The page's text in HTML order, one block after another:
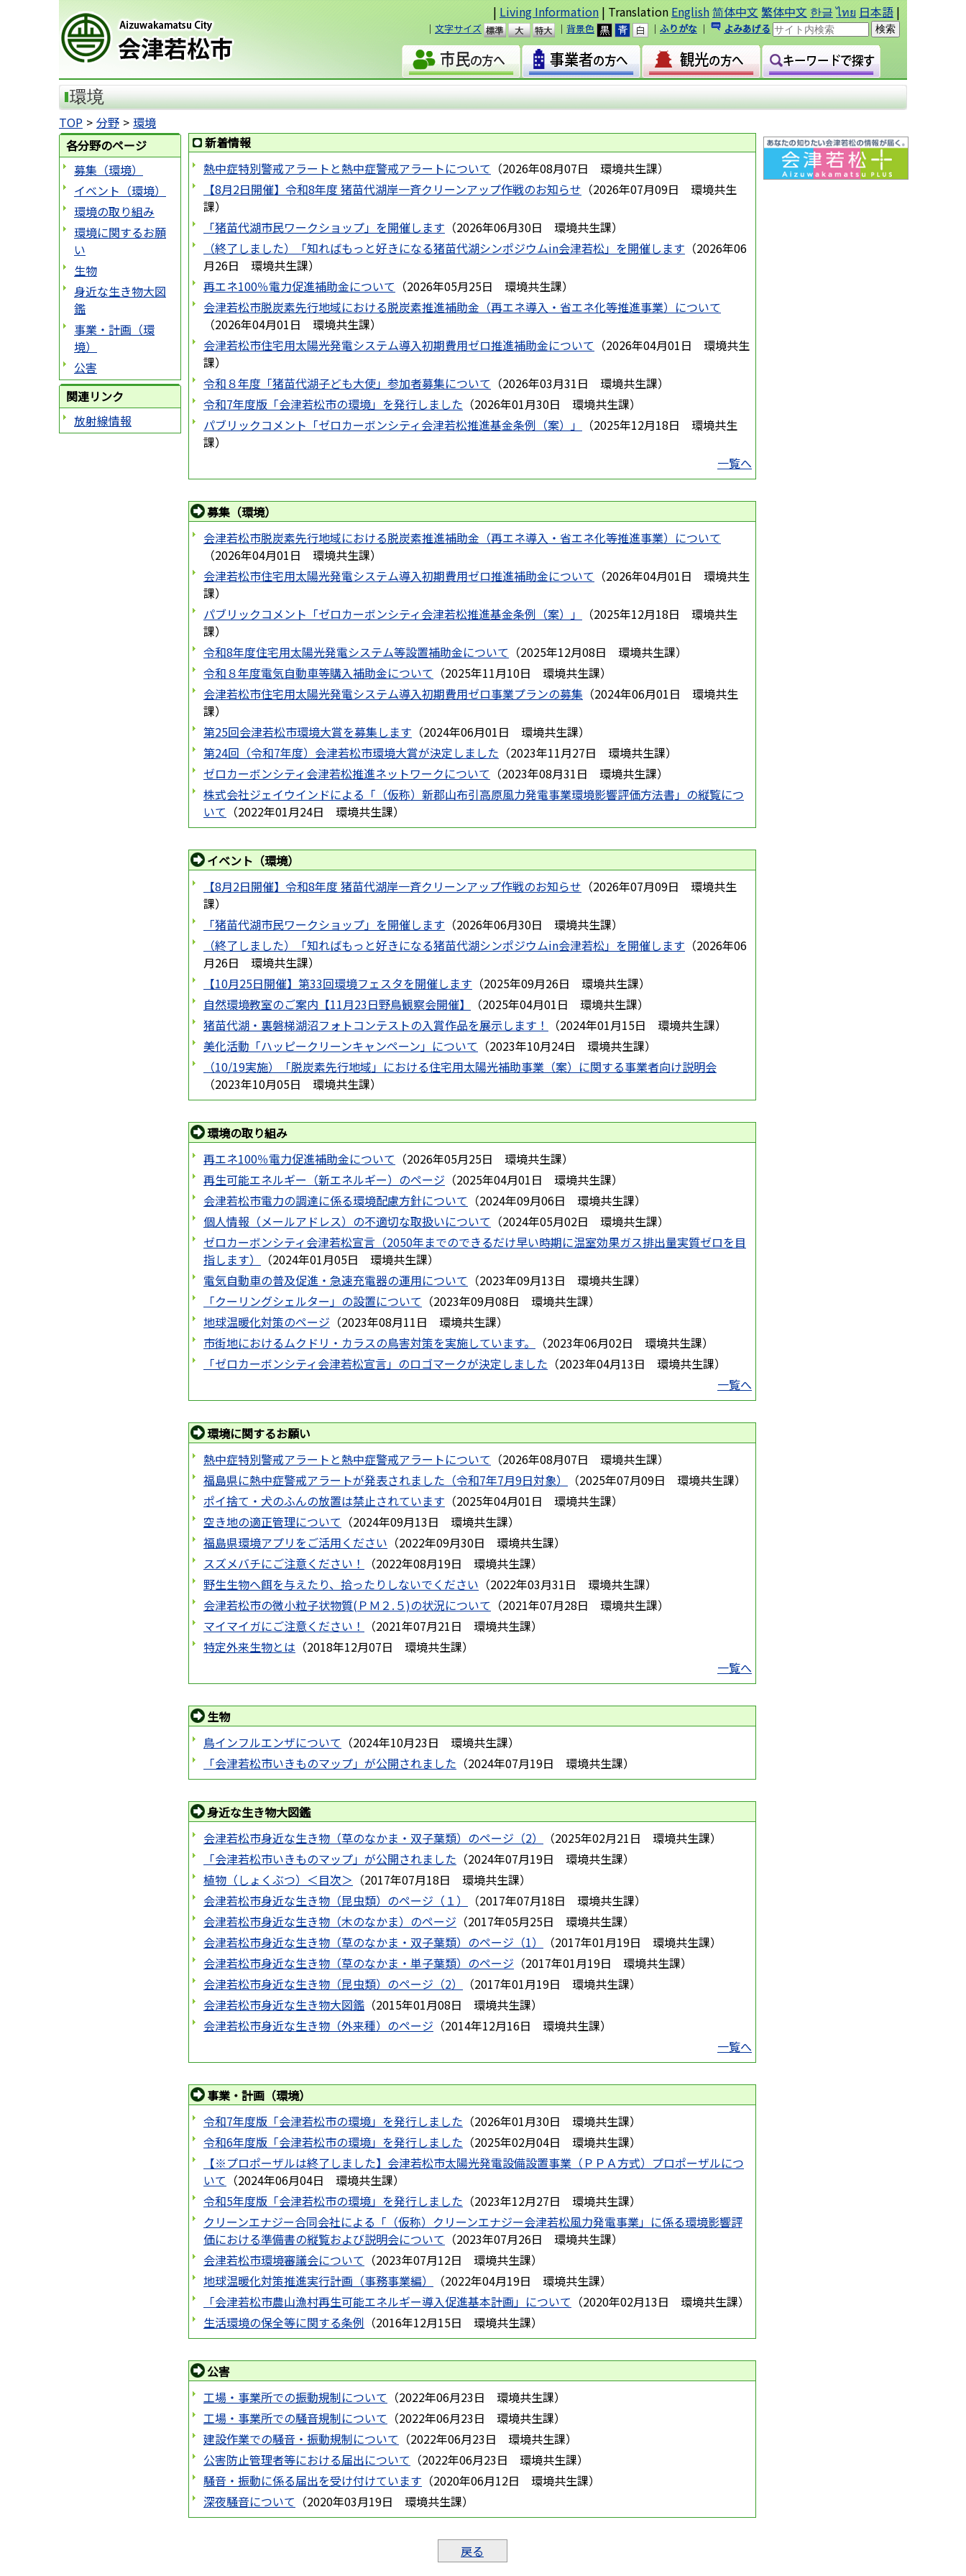
| Living Information | Translation English简体中文 繁体中文 한글 ไทย 日本語 |
｜ 文字サイズ
準
大
｜ 背景色 ｜ ふりがな ｜ よみあげる
会津若松市
環境
TOP 分野
環境
新着情報
熱中症特別警戒アラートと熱中症警戒アラートについて （2026年08月07日 環境共生課）
【8月2日開催】令和8年度 猪苗代湖岸一斉クリーンアップ作戦のお知らせ （2026年07月09日
環境共生
課）
「猪苗代湖市民ワークショップ」を開催します （2026年06月30日 環境共生課）
（終了しました）「知ればもっと好きになる猪苗代湖シンポジウムin会津若松」を開催します （2026年06
月26日
環境共生課）
再エネ100％電力促進補助金について （2026年05月25日 環境共生課）
会津若松市脱炭素先行地域における脱炭素推進補助金（再エネ導入・省エネ化等推進事業）について
（2026年04月01日 環境共生課）
会津若松市住宅用太陽光発電システム導入初期費用ゼロ推進補助金について （2026年04月01日
環境共生
課）
令和８年度「猪苗代湖子ども大使」参加者募集について （2026年03月31日 環境共生課）
令和7年度版「会津若松市の環境」を発行しました （2026年01月30日 環境共生課）
パブリックコメント「ゼロカーボンシティ会津若松推進基金条例（案）」
（2025年12月18日
環境共生
課）
一覧へ
募集（環境）
会津若松市脱炭素先行地域における脱炭素推進補助金（再エネ導入・省エネ化等推進事業）について
（2026年04月01日 環境共生課）
会津若松市住宅用太陽光発電システム導入初期費用ゼロ推進補助金について （2026年04月01日
環境共生
課）
パブリックコメント「ゼロカーボンシティ会津若松推進基金条例（案）」
（2025年12月18日
環境共生
課）
令和8年度住宅用太陽光発電システム等設置補助金について （2025年12月08日 環境共生課）
令和８年度電気自動車等購入補助金について （2025年11月10日 環境共生課）
会津若松市住宅用太陽光発電システム導入初期費用ゼロ事業プランの募集 （2024年06月01日
環境共生
課）
第25回会津若松市環境大賞を募集します （2024年06月01日 環境共生課）
第24回（令和7年度）会津若松市環境大賞が決定しました （2023年11月27日 環境共生課）
ゼロカーボンシティ会津若松推進ネットワークについて （2023年08月31日 環境共生課）
株式会社ジェイウインドによる「（仮称）新郡山布引高原風力発電事業環境影響評価方法書」の縦覧につ
いて （2022年01月24日 環境共生課）
イベント（環境）
【8月2日開催】令和8年度 猪苗代湖岸一斉クリーンアップ作戦のお知らせ （2026年07月09日
環境共生
課）
「猪苗代湖市民ワークショップ」を開催します （2026年06月30日 環境共生課）
（終了しました）「知ればもっと好きになる猪苗代湖シンポジウムin会津若松」を開催します （2026年06
月26日
環境共生課）
【10月25日開催】第33回環境フェスタを開催します （2025年09月26日 環境共生課）
自然環境教室のご案内【11月23日野鳥観察会開催】
（2025年04月01日 環境共生課）
猪苗代湖・裏磐梯湖沼フォトコンテストの入賞作品を展示します！
（2024年01月15日 環境共生課）
美化活動「ハッピークリーンキャンペーン」について （2023年10月24日 環境共生課）
（10/19実施）「脱炭素先行地域」における住宅用太陽光補助事業（案）に関する事業者向け説明会
（2023年10月05日 環境共生課）
環境の取り組み
再エネ100％電力促進補助金について （2026年05月25日 環境共生課）
再生可能エネルギー（新エネルギー）のページ （2025年04月01日 環境共生課）
会津若松市電力の調達に係る環境配慮方針について （2024年09月06日 環境共生課）
個人情報（メールアドレス）の不適切な取扱いについて （2024年05月02日 環境共生課）
ゼロカーボンシティ会津若松宣言（2050年までのできるだけ早い時期に温室効果ガス排出量実質ゼロを目
指します）
（2024年01月05日 環境共生課）
電気自動車の普及促進・急速充電器の運用について （2023年09月13日 環境共生課）
「クーリングシェルター」の設置について （2023年09月08日 環境共生課）
地球温暖化対策のページ （2023年08月11日 環境共生課）
市街地におけるムクドリ・カラスの鳥害対策を実施しています。
（2023年06月02日 環境共生課）
「ゼロカーボンシティ会津若松宣言」のロゴマークが決定しました （2023年04月13日 環境共生課）
一覧へ
環境に関するお願い
熱中症特別警戒アラートと熱中症警戒アラートについて （2026年08月07日 環境共生課）
福島県に熱中症警戒アラートが発表されました（令和7年7月9日対象）
（2025年07月09日 環境共生課）
ポイ捨て・犬のふんの放置は禁止されています （2025年04月01日 環境共生課）
空き地の適正管理について （2024年09月13日 環境共生課）
福島県環境アプリをご活用ください （2022年09月30日 環境共生課）
スズメバチにご注意ください！
（2022年08月19日 環境共生課）
野生生物へ餌を与えたり、拾ったりしないでください （2022年03月31日 環境共生課）
会津若松市の微小粒子状物質(ＰＭ２.５)の状況について （2021年07月28日 環境共生課）
マイマイガにご注意ください！
（2021年07月21日 環境共生課）
特定外来生物とは （2018年12月07日 環境共生課）
一覧へ
生物
鳥インフルエンザについて （2024年10月23日 環境共生課）
「会津若松市いきものマップ」が公開されました （2024年07月19日 環境共生課）
身近な生き物大図鑑
会津若松市身近な生き物（草のなかま・双子葉類）のページ（2）
（2025年02月21日 環境共生課）
「会津若松市いきものマップ」が公開されました （2024年07月19日 環境共生課）
植物（しょくぶつ）＜目次＞ （2017年07月18日 環境共生課）
会津若松市身近な生き物（昆虫類）のページ（１）
（2017年07月18日 環境共生課）
会津若松市身近な生き物（木のなかま）のページ （2017年05月25日 環境共生課）
会津若松市身近な生き物（草のなかま・双子葉類）のページ（1）
（2017年01月19日 環境共生課）
会津若松市身近な生き物（草のなかま・単子葉類）のページ （2017年01月19日 環境共生課）
会津若松市身近な生き物（昆虫類）のページ（2）
（2017年01月19日 環境共生課）
会津若松市身近な生き物大図鑑 （2015年01月08日 環境共生課）
会津若松市身近な生き物（外来種）のページ （2014年12月16日 環境共生課）
一覧へ
事業・計画（環境）
令和7年度版「会津若松市の環境」を発行しました （2026年01月30日 環境共生課）
令和6年度版「会津若松市の環境」を発行しました （2025年02月04日 環境共生課）
【※プロポーザルは終了しました】会津若松市太陽光発電設備設置事業（ＰＰＡ方式）プロポーザルにつ
いて （2024年06月04日 環境共生課）
令和5年度版「会津若松市の環境」を発行しました （2023年12月27日 環境共生課）
クリーンエナジー合同会社による「（仮称）クリーンエナジー会津若松風力発電事業」に係る環境影響評
価における準備書の縦覧および説明会について （2023年07月26日 環境共生課）
会津若松市環境審議会について （2023年07月12日 環境共生課）
地球温暖化対策推進実行計画（事務事業編）
（2022年04月19日 環境共生課）
「会津若松市農山漁村再生可能エネルギー導入促進基本計画」について （2020年02月13日 環境共生課）
生活環境の保全等に関する条例 （2016年12月15日 環境共生課）
公害
工場・事業所での振動規制について （2022年06月23日 環境共生課）
工場・事業所での騒音規制について （2022年06月23日 環境共生課）
建設作業での騒音・振動規制について （2022年06月23日 環境共生課）
公害防止管理者等における届出について （2022年06月23日 環境共生課）
騒音・振動に係る届出を受け付けています （2020年06月12日 環境共生課）
深夜騒音について （2020年03月19日 環境共生課）
戻る
各分野のページ
募集（環境）
イベント（環境）
環境の取り組み
環境に関するお願
い
生物
身近な生き物大図
鑑
事業・計画（環
境）
公害
関連リンク
放射線情報